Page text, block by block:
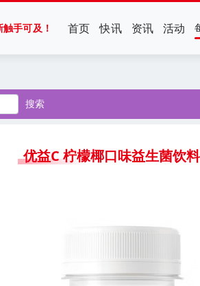
手可及！ 首页 快讯 资讯 活动
搜索
优益C 柠檬椰口味益生菌饮料